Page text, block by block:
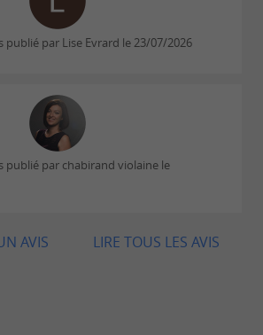
publié par Lise Evrard le 23/07/2026
publié par chabirand violaine le
LIRE TOUS LES AVIS
AVIS